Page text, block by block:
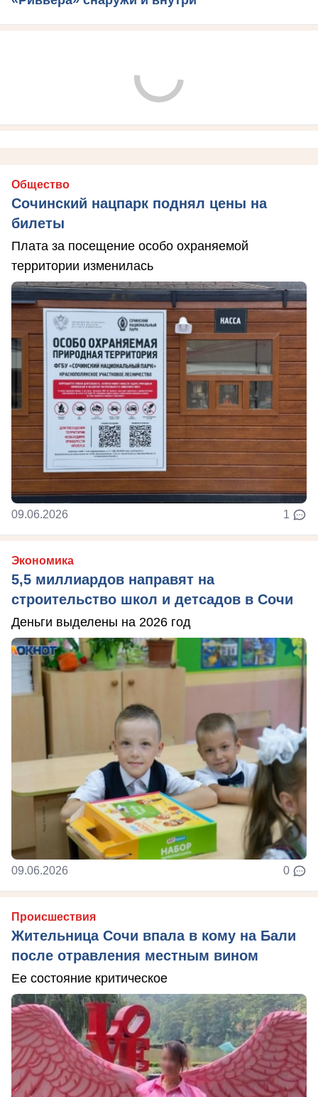
Общество
Сочинский нацпарк поднял цены на
билеты
Плата за посещение особо охраняемой
территории изменилась
09.06.2026 1
Экономика
5,5 миллиардов направят на
строительство школ и детсадов в Сочи
Деньги выделены на 2026 год
09.06.2026 0
Происшествия
Жительница Сочи впала в кому на Бали
после отравления местным вином
Ее состояние критическое